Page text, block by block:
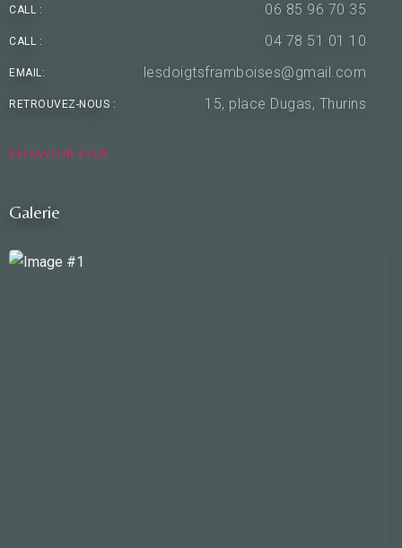
CALL : 06 85 96 70 35
CALL : 04 78 51 01 10
EMAIL: lesdoigtsframboises@gmail.com
RETROUVEZ-NOUS : 15, place Dugas, Thurins
EN SAVOIR PLUS
Galerie